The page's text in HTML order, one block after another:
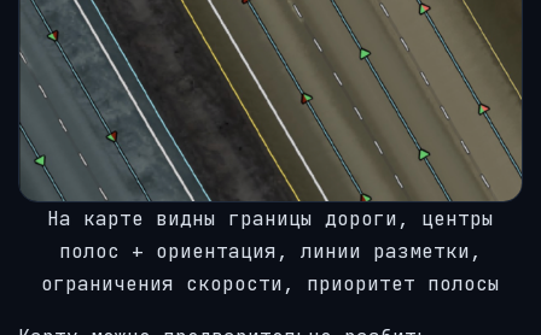
На карте видны границы дороги, центры
полос + ориентация, линии разметки,
ограничения скорости, приоритет полосы